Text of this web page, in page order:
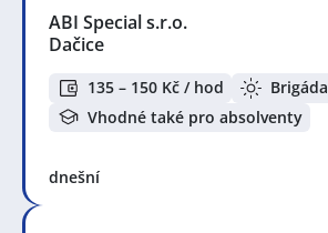
ABI Special s.r.o.
Dačice
135 – 150 Kč / hod
Brigáda
Vhodné také pro absolventy
dnešní